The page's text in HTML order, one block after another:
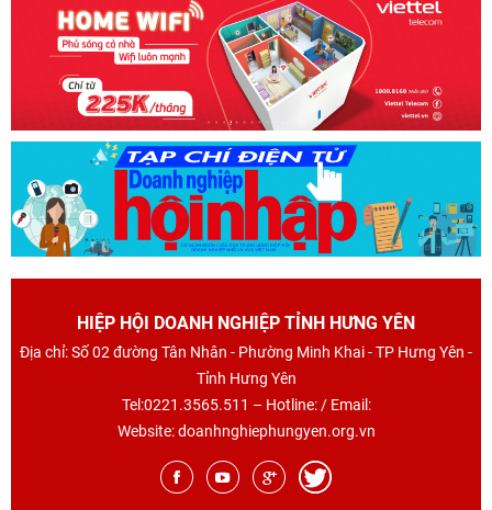
HIỆP HỘI DOANH NGHIỆP TỈNH HƯNG YÊN
Địa chỉ: Số 02 đường Tân Nhân - Phường Minh Khai - TP Hưng Yên -
Tỉnh Hưng Yên
Tel:0221.3565.511 – Hotline: / Email:
Website: doanhnghiephungyen.org.vn